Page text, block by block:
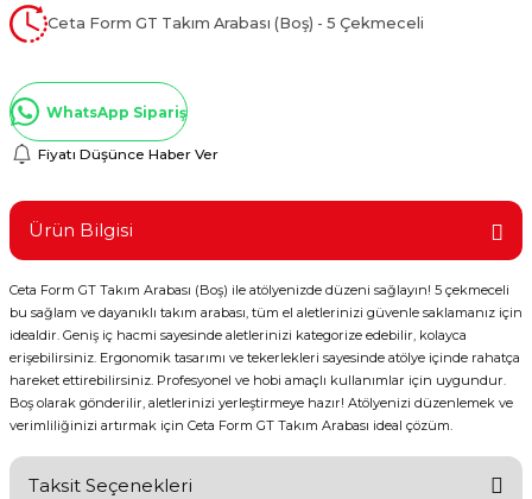
Kaplamalar
Aletleri
Ceta Form GT Takım Arabası (Boş) - 5 Çekmeceli
WhatsApp Sipariş
Fiyatı Düşünce Haber Ver
Ürün Bilgisi
Ceta Form GT Takım Arabası (Boş) ile atölyenizde düzeni sağlayın! 5 çekmeceli
bu sağlam ve dayanıklı takım arabası, tüm el aletlerinizi güvenle saklamanız için
idealdir. Geniş iç hacmi sayesinde aletlerinizi kategorize edebilir, kolayca
erişebilirsiniz. Ergonomik tasarımı ve tekerlekleri sayesinde atölye içinde rahatça
hareket ettirebilirsiniz. Profesyonel ve hobi amaçlı kullanımlar için uygundur.
Boş olarak gönderilir, aletlerinizi yerleştirmeye hazır! Atölyenizi düzenlemek ve
verimliliğinizi artırmak için Ceta Form GT Takım Arabası ideal çözüm.
Taksit Seçenekleri